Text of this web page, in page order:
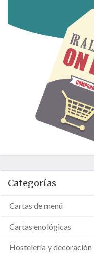
Categorías
Cartas de menú
Cartas enológicas
Hostelería y decoración